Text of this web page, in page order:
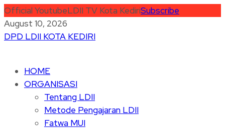
Official YoutubeLDII TV Kota KediriSubscribe
August 10, 2026
DPD LDII KOTA KEDIRI
HOME
ORGANISASI
Tentang LDII
Metode Pengajaran LDII
Fatwa MUI